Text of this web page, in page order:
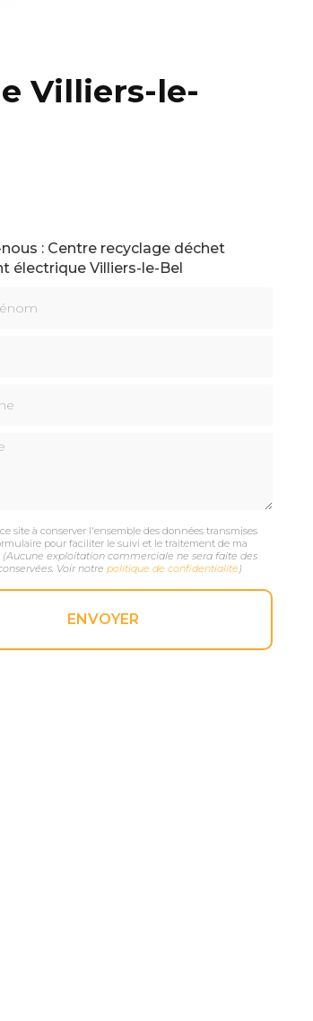
Villiers-le-
: Centre recyclage déchet
électrique Villiers-le-Bel
site à conserver l'ensemble des données transmises
pour faciliter le suivi et le traitement de ma
(Aucune exploitation commerciale ne sera faite des
Voir notre politique de confidentialité )